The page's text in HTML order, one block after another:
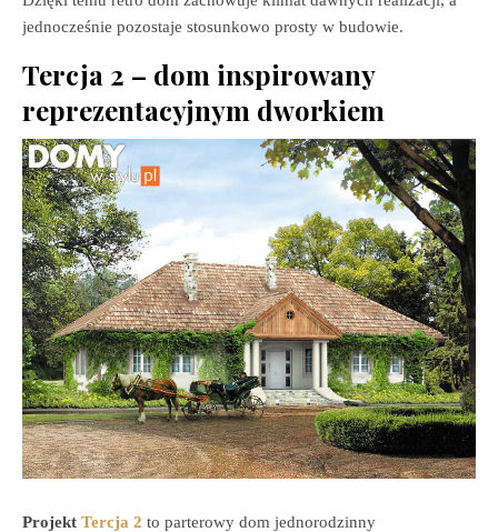
jednocześnie pozostaje stosunkowo prosty w budowie.
Tercja 2 – dom inspirowany
reprezentacyjnym dworkiem
Projekt Tercja 2 to parterowy dom jednorodzinny